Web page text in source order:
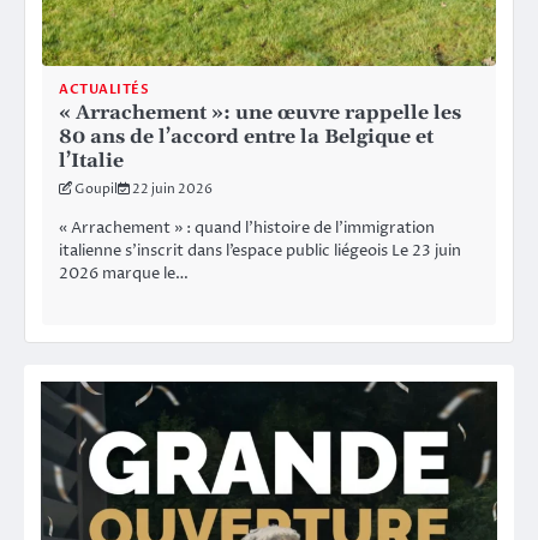
ACTUALITÉS
« Arrachement »: une œuvre rappelle les
80 ans de l’accord entre la Belgique et
l’Italie
Goupil 22 juin 2026
« Arrachement » : quand l’histoire de l’immigration
italienne s’inscrit dans l’espace public liégeois Le 23 juin
2026 marque le…